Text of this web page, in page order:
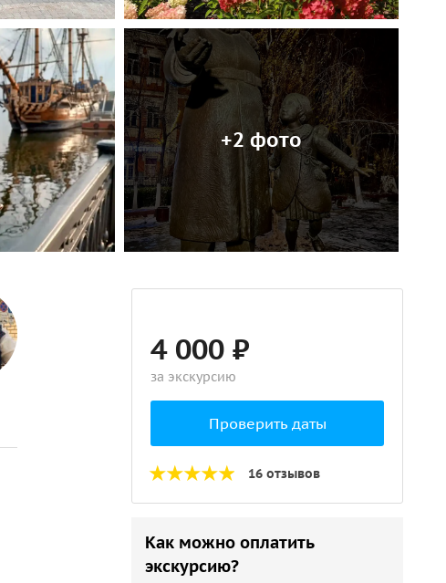
+2 фото
4 000 ₽
за экскурсию
Проверить даты
16 отзывов
Как можно оплатить
экскурсию?